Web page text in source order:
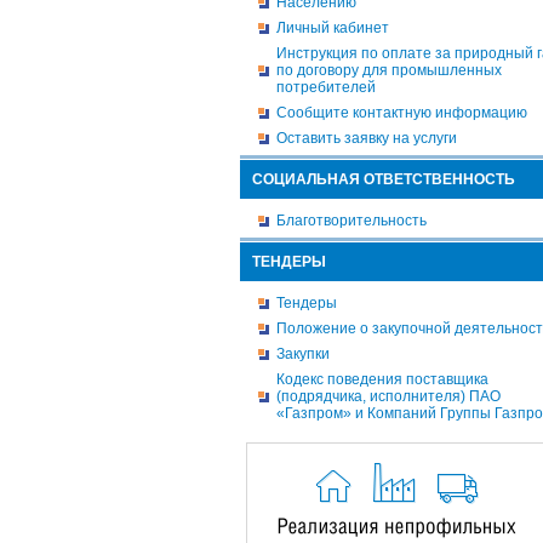
Личный кабинет
Инструкция по оплате за природный
по договору для промышленных
потребителей
Сообщите контактную информацию
Оставить заявку на услуги
СОЦИАЛЬНАЯ ОТВЕТСТВЕННОСТЬ
Благотворительность
ТЕНДЕРЫ
Тендеры
Положение о закупочной
Закупки
Кодекс поведения поставщика
(подрядчика, исполнителя) ПАО
«Газпром» и Компаний Группы